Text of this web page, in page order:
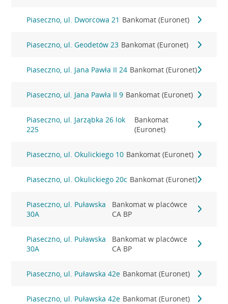
Piaseczno, ul. Dworcowa 21 Bankomat (Euronet)
Piaseczno, ul. Geodetów 23 Bankomat (Euronet)
Piaseczno, ul. Jana Pawła II 24 Bankomat (Euronet)
Piaseczno, ul. Jana Pawła II 9 Bankomat (Euronet)
Piaseczno, ul. Jarząbka 26 lok
225
Bankomat
(Euronet)
Piaseczno, ul. Okulickiego 10 Bankomat (Euronet)
Piaseczno, ul. Okulickiego 20c Bankomat (Euronet)
Piaseczno, ul. Puławska
30A
Bankomat w placówce
CA BP
Piaseczno, ul. Puławska
30A
Bankomat w placówce
CA BP
Piaseczno, ul. Puławska 42e Bankomat (Euronet)
Piaseczno, ul. Puławska 42e Bankomat (Euronet)